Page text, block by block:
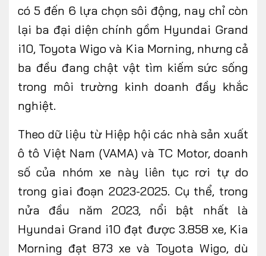
có 5 đến 6 lựa chọn sôi động, nay chỉ còn
lại ba đại diện chính gồm Hyundai Grand
i10, Toyota Wigo và Kia Morning, nhưng cả
ba đều đang chật vật tìm kiếm sức sống
trong môi trường kinh doanh đầy khắc
nghiệt.
Theo dữ liệu từ Hiệp hội các nhà sản xuất
ô tô Việt Nam (VAMA) và TC Motor, doanh
số của nhóm xe này liên tục rơi tự do
trong giai đoạn 2023-2025. Cụ thể, trong
nửa đầu năm 2023, nổi bật nhất là
Hyundai Grand i10 đạt được 3.858 xe, Kia
Morning đạt 873 xe và Toyota Wigo, dù